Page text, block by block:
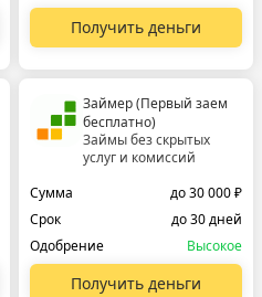
Получить деньги
Займер (Первый заем
бесплатно)
Займы без скрытых
услуг и комиссий
Сумма
до 30 000 ₽
Срок
до 30 дней
Одобрение
Высокое
Получить деньги